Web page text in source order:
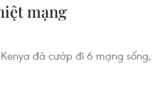
mạng
đã cướp đi 6 mạng sống,